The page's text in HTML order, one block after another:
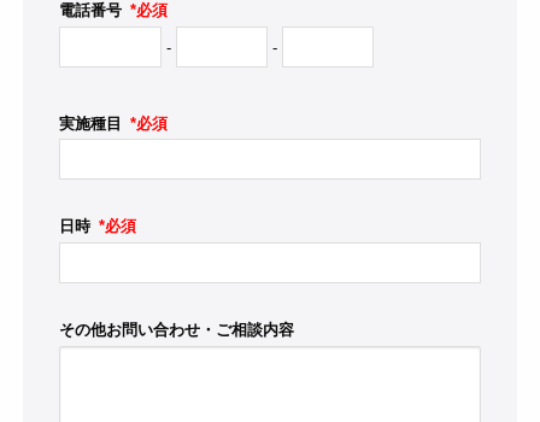
電話番号 *必須
- -
実施種目 *必須
日時 *必須
その他お問い合わせ・ご相談内容